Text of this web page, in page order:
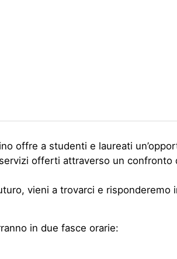
offre a studenti e laureati
offerti attraverso un confronto
vieni a trovarci e risponderemo
in due fasce orarie: